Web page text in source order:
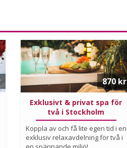
Exklusivt & privat spa för
två i Stockholm
Koppla av och få lite egen tid i en
exklusiv relaxavdelning för två i
870 kr